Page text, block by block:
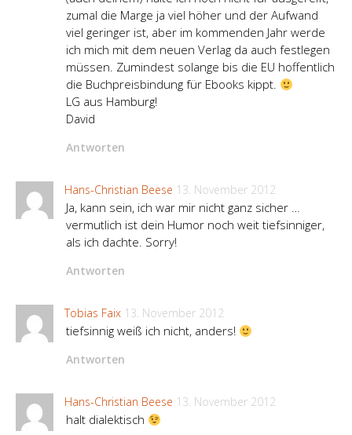
zumal die Marge ja viel höher und der Aufwand
viel geringer ist, aber im kommenden Jahr werde
ich mich mit dem neuen Verlag da auch festlegen
müssen. Zumindest solange bis die EU hoffentlich
die Buchpreisbindung für Ebooks kippt.
LG aus Hamburg!
David
Antworten
Hans-Christian Beese 13. November 2012
Ja, kann sein, ich war mir nicht ganz sicher …
vermutlich ist dein Humor noch weit tiefsinniger,
als ich dachte. Sorry!
Antworten
Tobias Faix 13. November 2012
tiefsinnig weiß ich nicht, anders!
Antworten
Hans-Christian Beese 13. November 2012
halt dialektisch